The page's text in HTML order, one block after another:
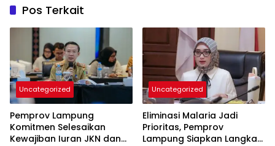
Pos Terkait
Uncategorized
Pemprov Lampung
Komitmen Selesaikan
Kewajiban Iuran JKN dan
Uncategorized
Eliminasi Malaria Jadi
Prioritas, Pemprov
Lampung Siapkan Langkah